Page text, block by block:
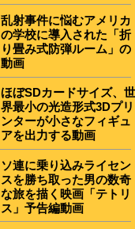
乱射事件に悩むアメリカ
の学校に導入された「折
り畳み式防弾ルーム」の
動画
ほぼSDカードサイズ、世
界最小の光造形式3Dプリ
ンターが小さなフィギュ
アを出力する動画
ソ連に乗り込みライセン
スを勝ち取った男の数奇
な旅を描く映画「テトリ
ス」予告編動画